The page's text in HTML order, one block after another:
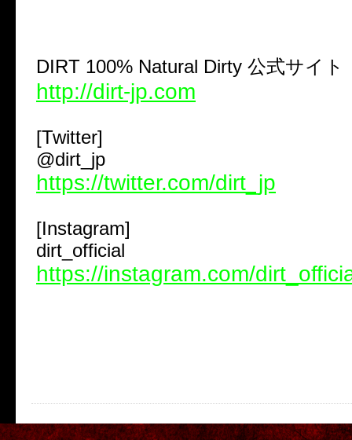
DIRT 100% Natural Dirty 公式サイト
http://dirt-jp.com
[Twitter]
@dirt_jp
https://twitter.com/dirt_jp
[Instagram]
dirt_official
https://instagram.com/